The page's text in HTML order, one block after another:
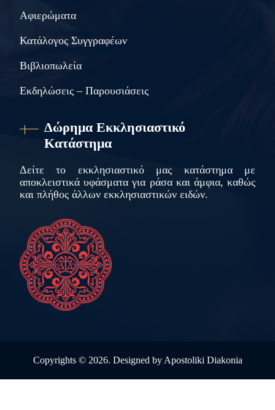
Αφιερώματα
Κατάλογος Συγγραφέων
Βιβλιοπωλεία
Εκδηλώσεις – Παρουσιάσεις
Δώρημα Εκκλησιαστικό
Κατάστημα
Δείτε το εκκλησιαστικό μας κατάστημα με
αποκλειστικά υφάσματα για ράσα και άμφια, καθώς
και πλήθος άλλων εκκλησιαστικών ειδών.
Copyrights © 2026. Designed by Apostoliki Diakonia